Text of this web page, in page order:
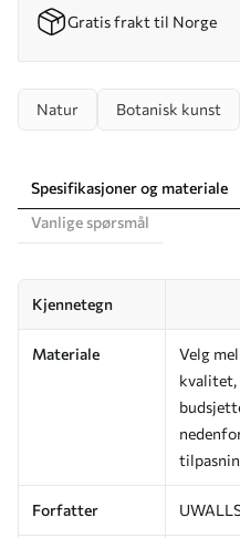
Gratis frakt til Norge
Natur Botanisk kunst
Spesifikasjoner og materiale
Vanlige spørsmål
Kjennetegn
Materiale
Velg
kvalitet,
Forfatter